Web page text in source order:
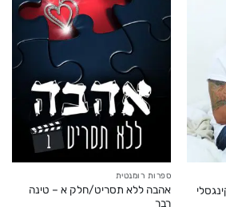
ספרות רומנטית
אהבה ללא תסריט/חלק א – טינה
רבר